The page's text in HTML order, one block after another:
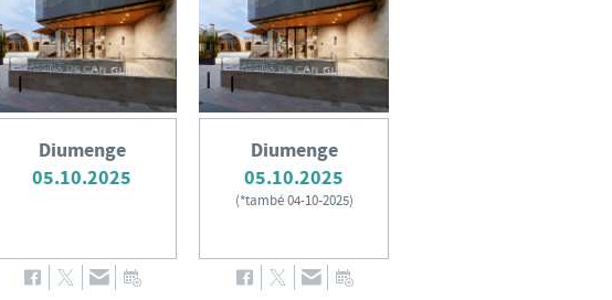
Diumenge
05.10.2025
Diumenge
05.10.2025
(*també 04-10-2025)